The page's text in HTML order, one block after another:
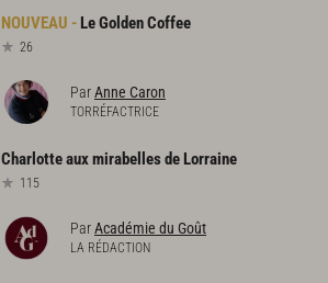
LeGoldenCoffee
26
ParAnne Caron
TORRÉFACTRICE
Charlotteauxmirabellesde Lorraine
115
ParAcadémie du Goût
LA RÉDACTION